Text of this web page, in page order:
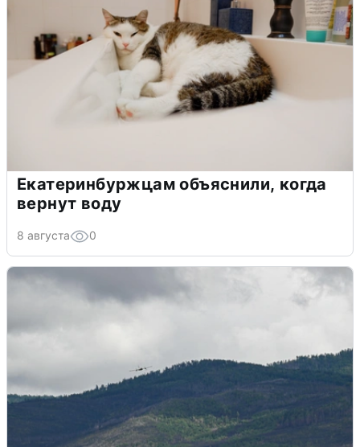
Екатеринбуржцам объяснили, когда
вернут воду
8 августа 0